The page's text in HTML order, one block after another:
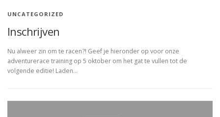
UNCATEGORIZED
Inschrijven
Nu alweer zin om te racen?! Geef je hieronder op voor onze
adventurerace training op 5 oktober om het gat te vullen tot de
volgende editie! Laden…